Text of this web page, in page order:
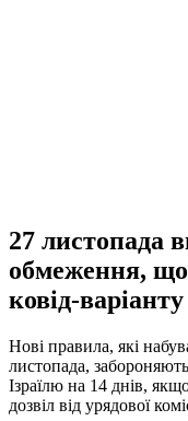
27 листопада
обмеження,
ковід-
Нові правила, які
листопада,
Ізраїлю на 14 днів,
дозвіл від урядової